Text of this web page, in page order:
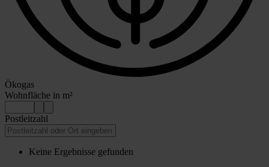
Ökogas
Wohnfläche in m²
Postleitzahl
Keine Ergebnisse gefunden